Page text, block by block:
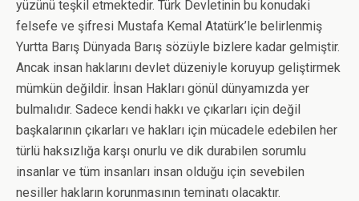
yüzünü teşkil etmektedir. Türk Devletinin bu konudaki
felsefe ve şifresi Mustafa Kemal Atatürk’le belirlenmiş
Yurtta Barış Dünyada Barış sözüyle bizlere kadar gelmiştir.
Ancak insan haklarını devlet düzeniyle koruyup geliştirmek
mümkün değildir. İnsan Hakları gönül dünyamızda yer
bulmalıdır. Sadece kendi hakkı ve çıkarları için değil
başkalarının çıkarları ve hakları için mücadele edebilen her
türlü haksızlığa karşı onurlu ve dik durabilen sorumlu
insanlar ve tüm insanları insan olduğu için sevebilen
nesiller hakların korunmasının teminatı olacaktır.